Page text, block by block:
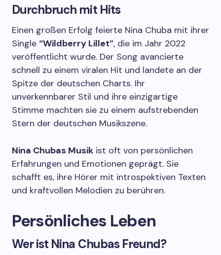
Durchbruch mit Hits
Einen großen Erfolg feierte Nina Chuba mit ihrer
Single “Wildberry Lillet”, die im Jahr 2022
veröffentlicht wurde. Der Song avancierte
schnell zu einem viralen Hit und landete an der
Spitze der deutschen Charts. Ihr
unverkennbarer Stil und ihre einzigartige
Stimme machten sie zu einem aufstrebenden
Stern der deutschen Musikszene.
Nina Chubas Musik ist oft von persönlichen
Erfahrungen und Emotionen geprägt. Sie
schafft es, ihre Hörer mit introspektiven Texten
und kraftvollen Melodien zu berühren.
Persönliches Leben
Wer ist Nina Chubas Freund?